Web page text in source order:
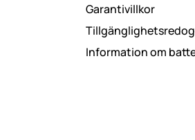
Garantivillkor
Information om